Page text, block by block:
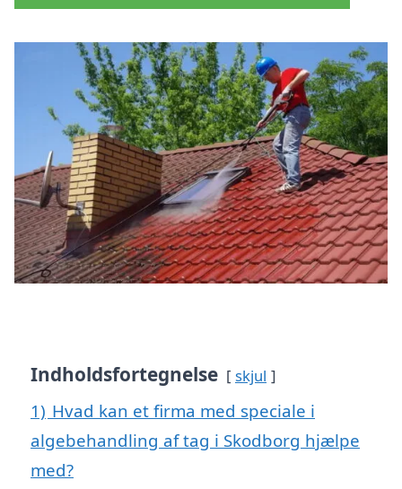
Indholdsfortegnelse skjul
1) Hvad kan et firma med speciale i
algebehandling af tag i Skodborg hjælpe
med?